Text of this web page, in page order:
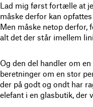
Lad mig først fortælle at
måske derfor kan
Men måske netop derfor,
alt det der står imellem
Og den del handler om
beretninger om en stor
der på godt og ondt har
elefant i en glasbutik, der